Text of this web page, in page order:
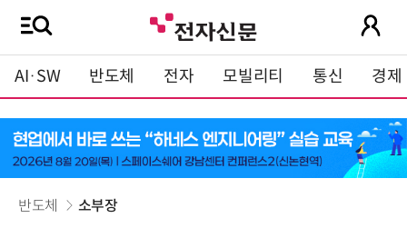
AI·SW 반도체 전자 모빌리티 통신 경제
반도체 소부장